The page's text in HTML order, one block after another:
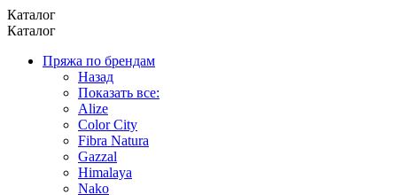
Каталог
Каталог
Пряжа по брендам
Назад
Показать все:
Alize
Color City
Fibra Natura
Gazzal
Himalaya
Nako